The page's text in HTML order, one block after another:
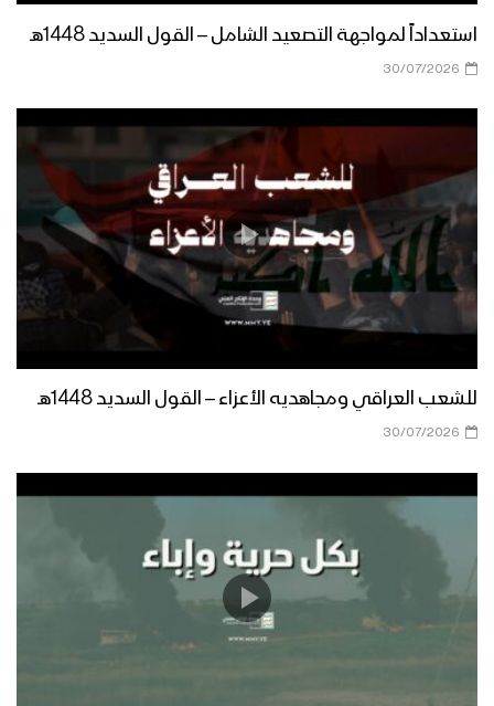
الإنجاز الأمني – القول السديد 1446هـ
تكتيك الهروب السريع – القول السديد –
1446هـ
“العرب والمسلمون” ميدان الاستهداف
الإسرائيلي – القول السديد 1446هـ
يسهم الأمريكي في تطوير قدراتنا
العسكرية – القول السديد 1446هـ
استعداداً لمواجهة التصعيد الشامل – القول السديد 1448هـ
30/07/2026
للشعب العراقي ومجاهديه الأعزاء – القول السديد 1448هـ
30/07/2026